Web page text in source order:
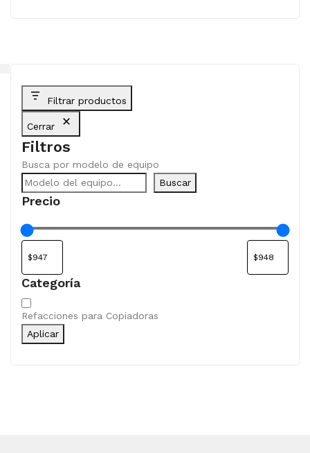
Filtrar productos
Cerrar
Filtros
Busca por modelo de equipo
Buscar
Precio
Categoría
Categoría
Refacciones para Copiadoras
Aplicar